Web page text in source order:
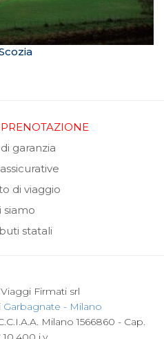
garanzia
di viaggio
siamo
statali
Firmati srl
Garbagnate - Milano
Milano 1566860 - Cap.